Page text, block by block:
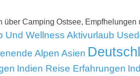
über Camping Ostsee, Empfhelungen
Und Wellness Aktivurlaub
Alpen Asien
Indien Reise Erfahrungen